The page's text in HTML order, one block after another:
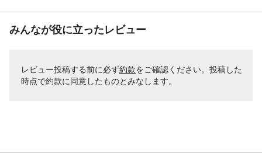
みんなが役に立ったレビュー
レビュー投稿する前に必ず約款をご確認ください。投稿した
時点で約款に同意したものとみなします。